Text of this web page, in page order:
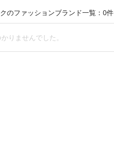
のファッションブランド一覧：0件
りませんでした。